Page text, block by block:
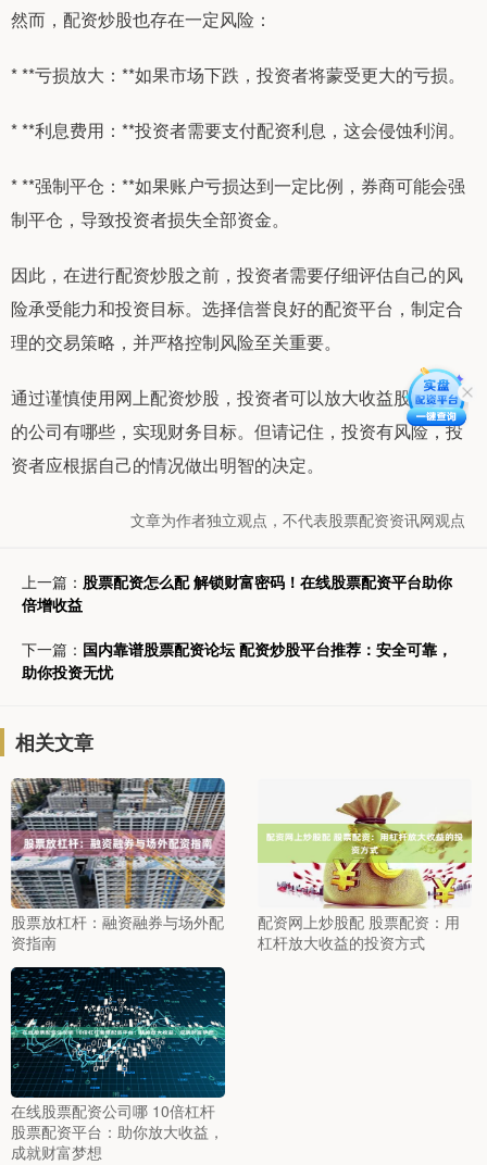
然而，配资炒股也存在一定风险：
* **亏损放大：**如果市场下跌，投资者将蒙受更大的亏损。
* **利息费用：**投资者需要支付配资利息，这会侵蚀利润。
* **强制平仓：**如果账户亏损达到一定比例，券商可能会强
制平仓，导致投资者损失全部资金。
因此，在进行配资炒股之前，投资者需要仔细评估自己的风
险承受能力和投资目标。选择信誉良好的配资平台，制定合
理的交易策略，并严格控制风险至关重要。
通过谨慎使用网上配资炒股，投资者可以放大收益股票配资
的公司有哪些，实现财务目标。但请记住，投资有风险，投
资者应根据自己的情况做出明智的决定。
文章为作者独立观点，不代表股票配资资讯网观点
上一篇： 股票配资怎么配 解锁财富密码！在线股票配资平台助你
倍增收益
下一篇： 国内靠谱股票配资论坛 配资炒股平台推荐：安全可靠，
助你投资无忧
相关文章
股票放杠杆：融资融券与场外配
资指南
配资网上炒股配 股票配资：用
杠杆放大收益的投资方式
在线股票配资公司哪 10倍杠杆
股票配资平台：助你放大收益，
成就财富梦想